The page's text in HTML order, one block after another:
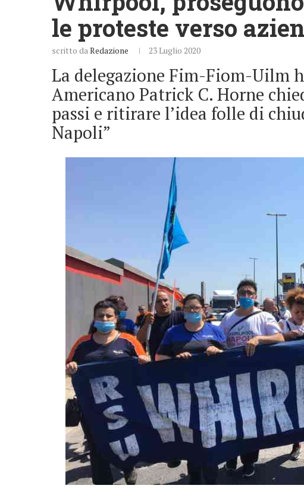
le proteste verso
scritto daRedazione 23 Luglio 2020
La delegazione Fim-Fiom-Uilm
Americano Patrick C. Horne
passi e ritirare l’idea folle di
Napoli”